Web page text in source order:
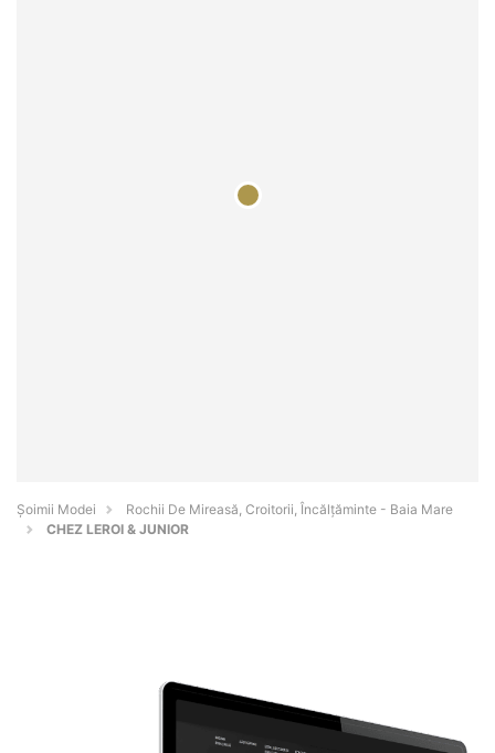
Șoimii Modei
Rochii De Mireasă, Croitorii, Încălțăminte - Baia Mare
CHEZ LEROI & JUNIOR